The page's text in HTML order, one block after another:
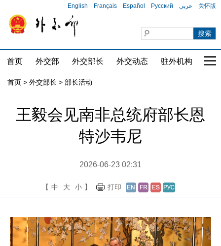
English Français Español Русский عربي 关怀版
首页 外交部 外交部长 外交动态 驻外机构 国
首页 > 外交部长 > 部长活动
王毅会见南非总统府部长恩
特沙韦尼
2026-06-23 02:31
【 中 大 小 】 打印